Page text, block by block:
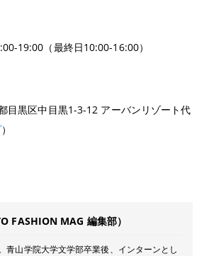
19:00（最終日10:00-16:00）
黒区中目黒1-3-12 アーバンリゾート代
）
FASHION MAG 編集部）
青山学院大学文学部卒業後、インターンとし